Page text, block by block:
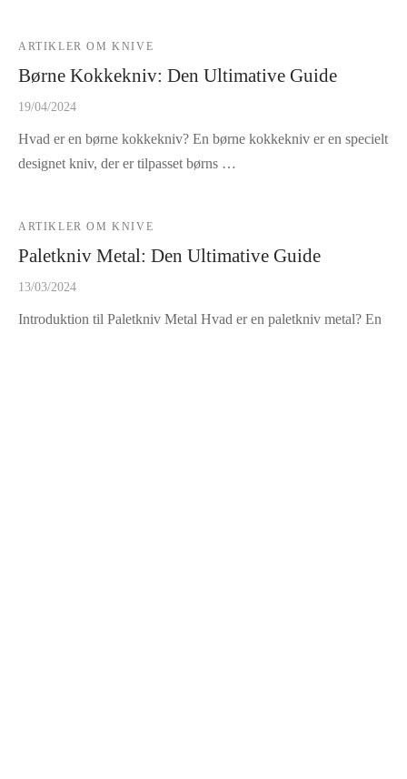
ARTIKLER OM KNIVE
Børne Kokkekniv: Den Ultimative Guide
19/04/2024
Hvad er en børne kokkekniv? En børne kokkekniv er en specielt
designet kniv, der er tilpasset børns …
ARTIKLER OM KNIVE
Paletkniv Metal: Den Ultimative Guide
13/03/2024
Introduktion til Paletkniv Metal Hvad er en paletkniv metal? En